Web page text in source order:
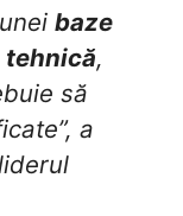
baze
tehnică,
să
a